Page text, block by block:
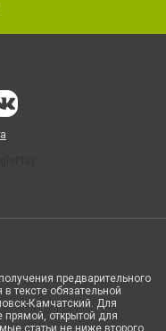
предварительного
тексте обязательной
Камчатский. Для
прямой, открытой для